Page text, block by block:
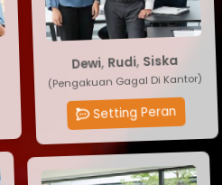
Dewi,Rudi,Siska
(Pengakuan Gagal Di Kantor)
Setting Peran